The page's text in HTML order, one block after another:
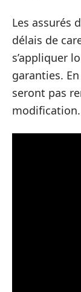
Les assurés
délais de
s’appliquer
garanties.
seront pas
modification.